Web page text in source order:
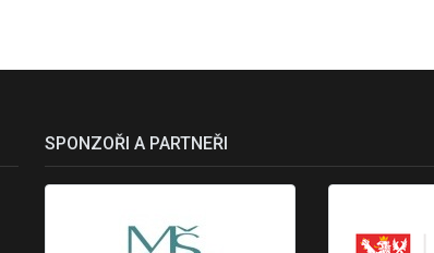
SPONZOŘI A PARTNEŘI